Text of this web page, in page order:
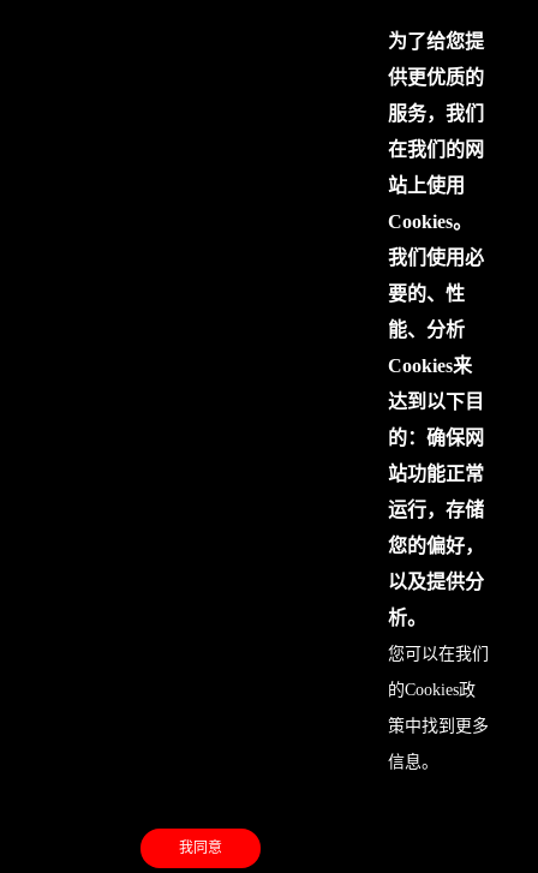
为了给您提
供更优质的
服务，我们
在我们的网
站上使用
Cookies。
我们使用必
要的、性
能、分析
Cookies来
达到以下目
的：确保网
站功能正常
运行，存储
您的偏好，
以及提供分
析。
您可以在我们
的Cookies政
策中找到更多
信息。
我同意